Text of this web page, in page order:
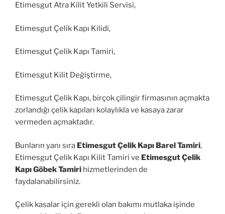
Etimesgut Atra Kilit Yetkili Servisi,
Etimesgut Çelik Kapı Kilidi,
Etimesgut Çelik Kapı Tamiri,
Etimesgut Kilit Değiştirme,
Etimesgut Çelik Kapı, birçok çilingir firmasının açmakta
zorlandığı çelik kapıları kolaylıkla ve kasaya zarar
vermeden açmaktadır.
Bunların yanı sıra Etimesgut Çelik Kapı Barel Tamiri,
Etimesgut Çelik Kapı Kilit Tamiri ve Etimesgut Çelik
Kapı Göbek Tamiri hizmetlerinden de
faydalanabilirsiniz.
Çelik kasalar için gerekli olan bakımı mutlaka işinde